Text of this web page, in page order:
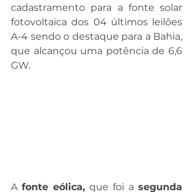
cadastramento para a fonte solar
fotovoltaica dos 04 últimos leilões
A-4 sendo o destaque para a Bahia,
que alcançou uma potência de 6,6
GW.
A fonte eólica, que foi a segunda